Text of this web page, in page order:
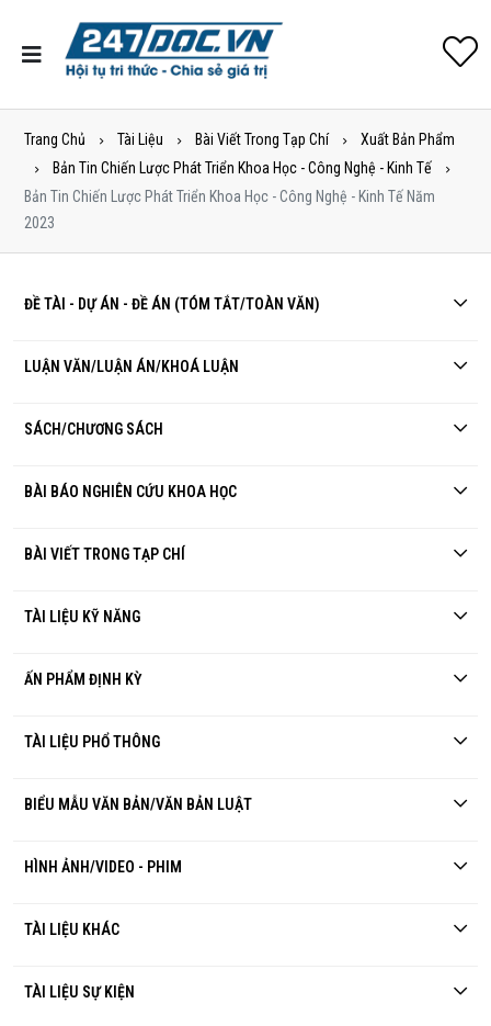
Trang Chủ Tài Liệu Bài Viết Trong Tạp Chí
Xuất Bản Phẩm
Bản Tin Chiến Lược Phát Triển Khoa Học - Công Nghệ - Kinh Tế
Bản Tin Chiến Lược Phát Triển Khoa Học - Công Nghệ - Kinh Tế Năm
2023
ĐỀ TÀI - DỰ ÁN - ĐỀ ÁN (TÓM TẮT/TOÀN VĂN)
LUẬN VĂN/LUẬN ÁN/KHOÁ LUẬN
SÁCH/CHƯƠNG SÁCH
BÀI BÁO NGHIÊN CỨU KHOA HỌC
BÀI VIẾT TRONG TẠP CHÍ
TÀI LIỆU KỸ NĂNG
ẤN PHẨM ĐỊNH KỲ
TÀI LIỆU PHỔ THÔNG
BIỂU MẪU VĂN BẢN/VĂN BẢN LUẬT
HÌNH ẢNH/VIDEO - PHIM
TÀI LIỆU KHÁC
TÀI LIỆU SỰ KIỆN